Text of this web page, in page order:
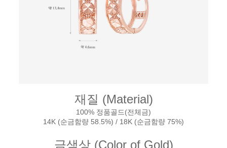
재질 (Material)
100% 정품골드(전체금)
14K (순금함량 58.5%) / 18K (순금함량 75%)
금색상 (Color of Gold)